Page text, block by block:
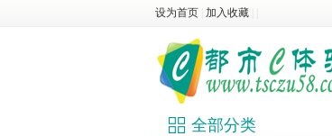
设为首页 加入收藏
全部分类